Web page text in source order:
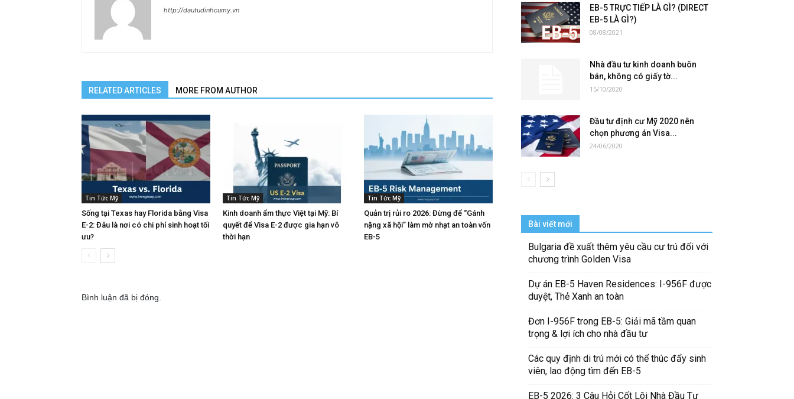
http://dautudinhcumy.vn
RELATED ARTICLES MORE FROM AUTHOR
Tin Tức Mỹ
Sống tại Texas hay Florida bằng Visa
E-2: Đâu là nơi có chi phí sinh hoạt tối
ưu?
Tin Tức Mỹ
Kinh doanh ẩm thực Việt tại Mỹ: Bí
quyết để Visa E-2 được gia hạn vô
thời hạn
Tin Tức Mỹ
Quản trị rủi ro 2026: Đừng để “Gánh
nặng xã hội” làm mờ nhạt an toàn vốn
EB-5
Bình luận đã bị đóng.
EB-5 TRỰC TIẾP LÀ GÌ? (DIRECT
EB-5 LÀ GÌ?)
08/08/2021
Nhà đầu tư kinh doanh buôn
bán, không có giấy tờ...
15/10/2020
Đầu tư định cư Mỹ 2020 nên
chọn phương án Visa...
24/06/2020
Bài viết mới
Bulgaria đề xuất thêm yêu cầu cư trú đối với
chương trình Golden Visa
Dự án EB-5 Haven Residences: I-956F được
duyệt, Thẻ Xanh an toàn
Đơn I-956F trong EB-5: Giải mã tầm quan
trọng & lợi ích cho nhà đầu tư
Các quy định di trú mới có thể thúc đẩy sinh
viên, lao động tìm đến EB-5
EB-5 2026: 3 Câu Hỏi Cốt Lõi Nhà Đầu Tư